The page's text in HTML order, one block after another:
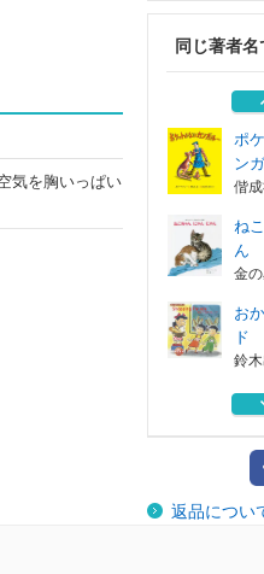
気を胸いっぱい
同じ著者
ま
鈴
ポ
ン
偕
ね
ん
金
お
ド
鈴
四
ま
鈴木
返品につい